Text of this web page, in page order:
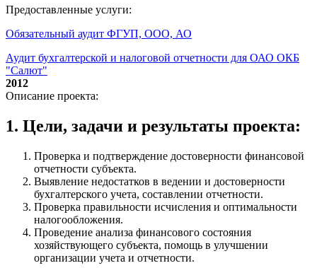
Предоставленные услуги:
Обязательный аудит ФГУП, ООО, АО
Аудит бухгалтерской и налоговой отчетности для ОАО ОКБ
"Салют"
2012
Описание проекта:
1. Цели, задачи и результаты проекта:
Проверка и подтверждение достоверности финансовой
отчетности субъекта.
Выявление недостатков в ведении и достоверности
бухгалтерского учета, составлении отчетности.
Проверка правильности исчисления и оптимальности
налогообложения.
Проведение анализа финансового состояния
хозяйствующего субъекта, помощь в улучшении
организации учета и отчетности.